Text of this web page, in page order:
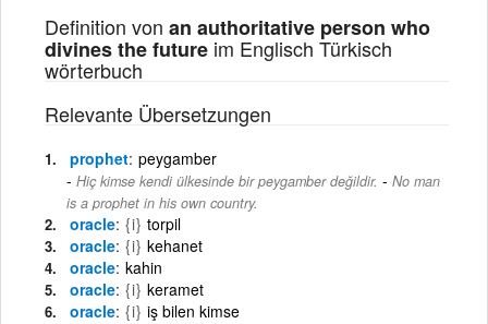
Definition von an authoritative person who
divines the future im Englisch Türkisch
wörterbuch
Relevante Übersetzungen
prophet peygamber
Hiç kimse kendi ülkesinde bir peygamber değildir. - No man
is a prophet in his own country.
oracle {i} torpil
oracle {i} kehanet
oracle kahin
oracle {i} keramet
oracle {i} iş bilen kimse